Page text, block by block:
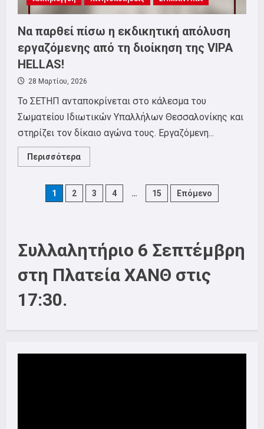
εποχή
της
τεχνητής
νοημοσύνης
Να παρθεί πίσω η εκδικητική απόλυση
εργαζόμενης από τη διοίκηση της VIPA
HELLAS!
28 Μαρτίου, 2026
Το ΣΕΤΗΠ ανταποκρίνεται στο κάλεσμα του
Σωματείου Ιδιωτικών Υπαλλήλων Θεσσαλονίκης και
στηρίζει τον δίκαιο αγώνα τους. Εργαζόμενη...
Περισσότερα
more
παρθεί
πίσω
τη
διοίκηση
VIPA
HELLAS!
Posts
1 2 3 4 … 15 Επόμενο
Συλλαλητήριο 6 Σεπτέμβρη
στη Πλατεία ΧΑΝΘ στις
17:30.